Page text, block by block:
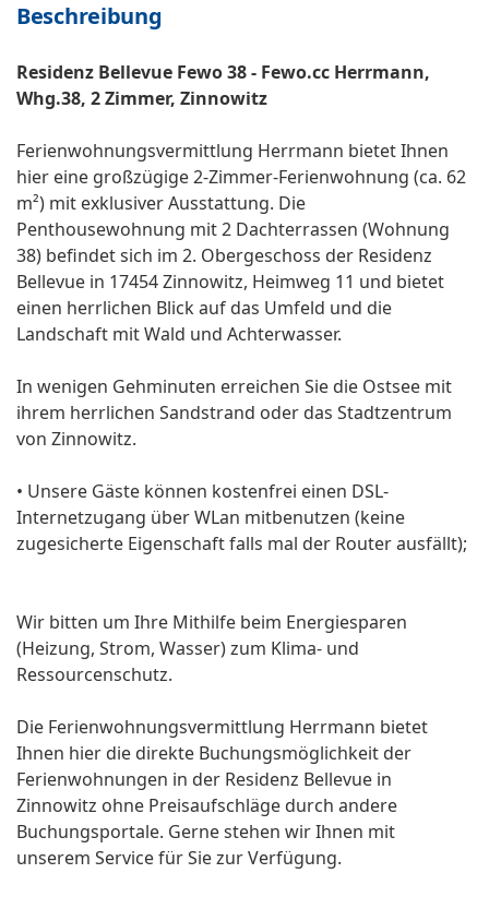
Beschreibung
Residenz Bellevue Fewo 38 - Fewo.cc Herrmann,
Whg.38, 2 Zimmer, Zinnowitz
Ferienwohnungsvermittlung Herrmann bietet Ihnen
hier eine großzügige 2-Zimmer-Ferienwohnung (ca. 62
m²) mit exklusiver Ausstattung. Die
Penthousewohnung mit 2 Dachterrassen (Wohnung
38) befindet sich im 2. Obergeschoss der Residenz
Bellevue in 17454 Zinnowitz, Heimweg 11 und bietet
einen herrlichen Blick auf das Umfeld und die
Landschaft mit Wald und Achterwasser.
In wenigen Gehminuten erreichen Sie die Ostsee mit
ihrem herrlichen Sandstrand oder das Stadtzentrum
von Zinnowitz.
• Unsere Gäste können kostenfrei einen DSL-
Internetzugang über WLan mitbenutzen (keine
zugesicherte Eigenschaft falls mal der Router ausfällt);
Wir bitten um Ihre Mithilfe beim Energiesparen
(Heizung, Strom, Wasser) zum Klima- und
Ressourcenschutz.
Die Ferienwohnungsvermittlung Herrmann bietet
Ihnen hier die direkte Buchungsmöglichkeit der
Ferienwohnungen in der Residenz Bellevue in
Zinnowitz ohne Preisaufschläge durch andere
Buchungsportale. Gerne stehen wir Ihnen mit
unserem Service für Sie zur Verfügung.